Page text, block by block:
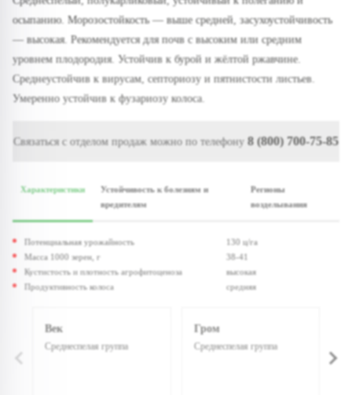
осыпанию. Морозостойкость — выше средней, засухоустойчивость
— высокая. Рекомендуется для почв с высоким или средним
уровнем плодородия. Устойчив к бурой и жёлтой ржавчине.
Среднеустойчив к вирусам, септориозу и пятнистости листьев.
Умеренно устойчив к фузариозу колоса.
Связаться с отделом продаж можно по телефону 8 (800) 700-75-85
Характеристики
Устойчивость к болезням и
вредителям
Регионы
возделывания
Потенциальная урожайность
130 ц/га
Масса 1000 зерен, г
38-41
Кустистость и плотность агрофитоценоза
высокая
Продуктивность колоса
средняя
Век
Среднеспелая группа
Гром
Среднеспелая группа